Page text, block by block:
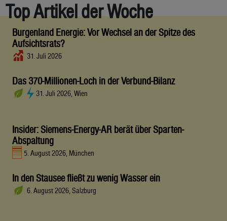
Top Artikel der Woche
Burgenland Energie: Vor Wechsel an der Spitze des
Aufsichtsrats?
31. Juli 2026
Das 370-Millionen-Loch in der Verbund-Bilanz
31. Juli 2026, Wien
Insider: Siemens-Energy-AR berät über Sparten-
Abspaltung
5. August 2026, München
In den Stausee fließt zu wenig Wasser ein
6. August 2026, Salzburg